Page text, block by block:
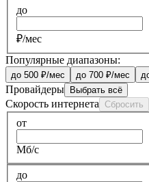
до
₽/мес
Популярные диапазоны:
до 500 ₽/мес до 700 ₽/мес
Провайдеры Выбрать всё
Скорость интернета Сбросить
от
Мб/с
до